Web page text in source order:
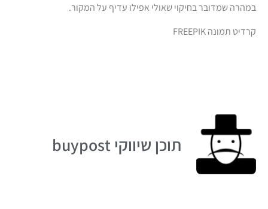
במהרה שמדובר בחיקוי שאולי אפילו עדיף על המקור.
קרדיט תמונה FREEPIK
תוכן שיווקי buypost